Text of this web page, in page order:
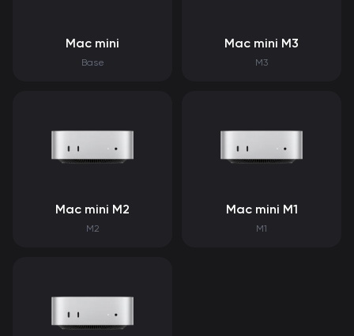
Mac mini
Base
Mac mini M3
M3
Mac mini M2
M2
Mac mini M1
M1